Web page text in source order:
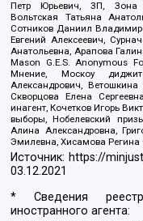
Петр Юрьевич, ЗП,
Вольтская Татьяна
Сотников Даниил
Евгений Алексеевич,
Анатольевна, Арапова
Mason G.E.S. Anonymous
Мнение, Москоу
Александрович,
Скворцова Елена
инагент, Кочетков Игорь
выборы, Нобелевский
Алина Александровна,
Эмилевна, Хисамова Регина
Источник: https://
03.12.2021
* Сведения
иностранного агента: